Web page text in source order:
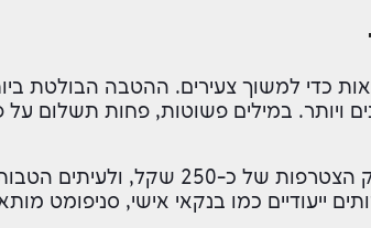
כדי למשוך צעירים. ההטבה הבולטת
במילים פשוטות, פחות תשלום על
בחלק מהמקרים תקבלו גם פטור מדמי כרטיס, מענק הצטרפות של כ-
ייעודיים כמו בנקאי אישי, סניפומט